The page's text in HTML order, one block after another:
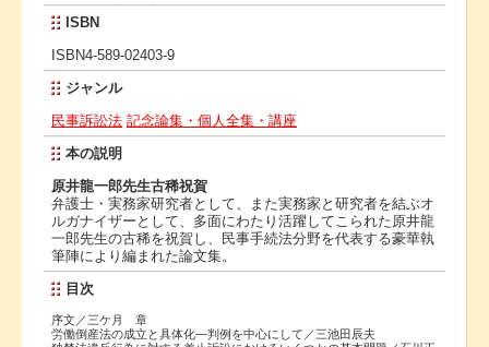
ISBN
ISBN4-589-02403-9
ジャンル
民事訴訟法 記念論集・個人全集・講座
本の説明
原井龍一郎先生古稀祝賀
弁護士・実務家研究者として、また実務家と研究者を結ぶオ
ルガナイザーとして、多面にわたり活躍してこられた原井龍
一郎先生の古稀を祝賀し、民事手続法分野を代表する豪華執
筆陣により編まれた論文集。
目次
序文／三ケ月 章
労働倒産法の成立と具体化―判例を中心にして／三池田辰夫